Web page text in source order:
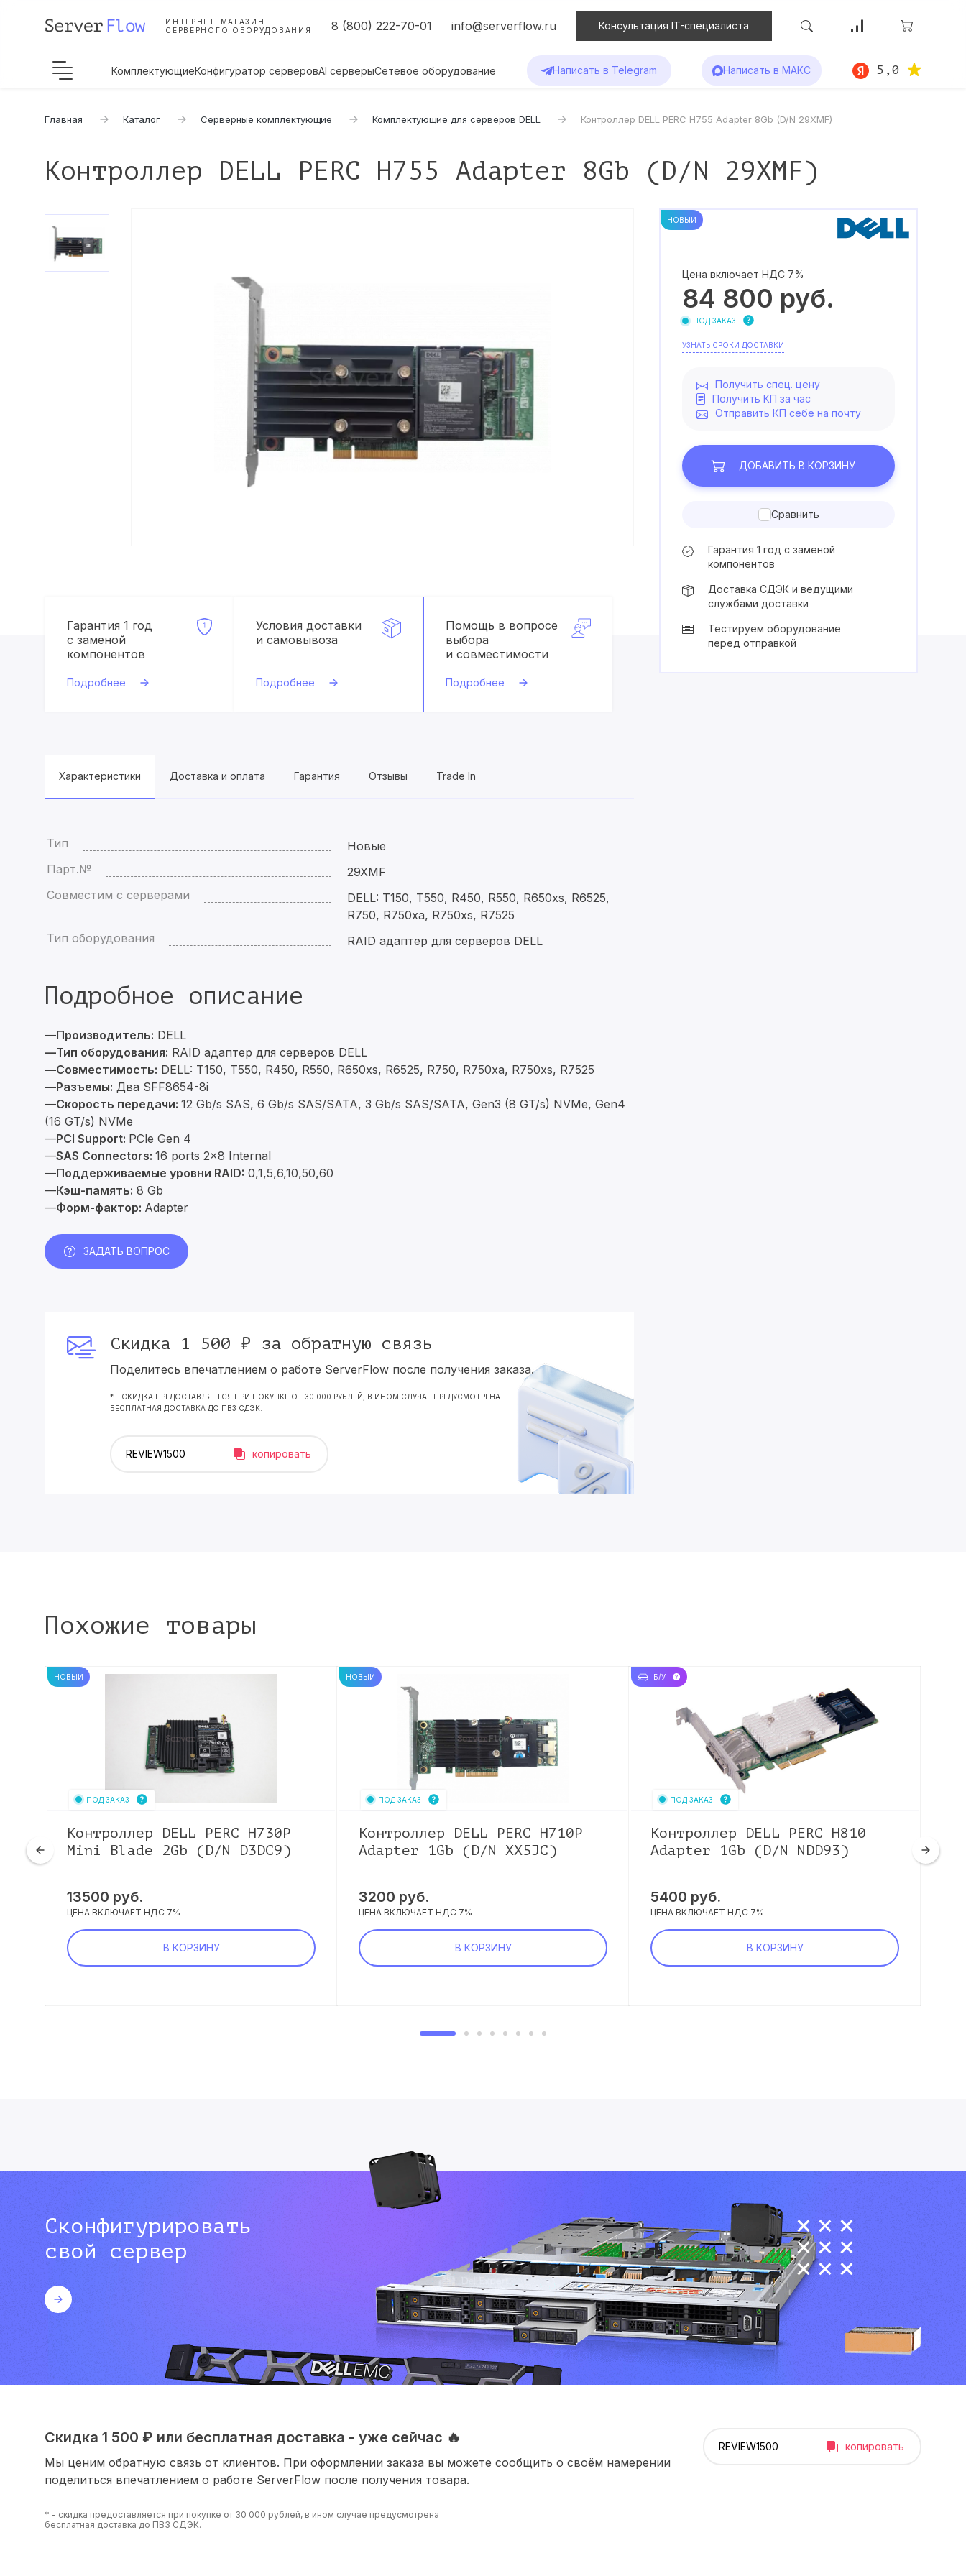
ИНТЕРНЕТ-МАГАЗИН
СЕРВЕРНОГО ОБОРУДОВАНИЯ
8 (800) 222-70-01 info@serverflow.ru Консультация IT-специалиста
КомплектующиеКонфигуратор серверовAI серверыСетевое оборудование Написать в Telegram Написать в МАКС 5,0
Главная Каталог Серверные комплектующие Комплектующие для серверов DELL Контроллер DELL PERC H755 Adapter 8Gb (D/N 29XMF)
Контроллер DELL PERC H755 Adapter 8Gb (D/N 29XMF)
Гарантия 1 год
с заменой
компонентов
Подробнее
Условия доставки
и самовывоза
Подробнее
Помощь в вопросе
выбора
и совместимости
Подробнее
Характеристики Доставка и оплата Гарантия Отзывы Trade In
Тип
Новые
Парт.№
29XMF
Совместим с серверами
DELL: T150, T550, R450, R550, R650xs, R6525,
R750, R750xa, R750xs, R7525
Тип оборудования
RAID адаптер для серверов DELL
Подробное описание
—Производитель: DELL
—Тип оборудования: RAID адаптер для серверов DELL
—Совместимость: DELL: T150, T550, R450, R550, R650xs, R6525, R750, R750xa, R750xs, R7525
—Разъемы: Два SFF8654-8i
—Скорость передачи: 12 Gb/s SAS, 6 Gb/s SAS/SATA, 3 Gb/s SAS/SATA, Gen3 (8 GT/s) NVMe, Gen4
(16 GT/s) NVMe
—PCI Support: PCle Gen 4
—SAS Connectors: 16 ports 2x8 Internal
—Поддерживаемые уровни RAID: 0,1,5,6,10,50,60
—Кэш-память: 8 Gb
—Форм-фактор: Adapter
ЗАДАТЬ ВОПРОС
Скидка 1 500 ₽ за обратную связь
Поделитесь впечатлением о работе ServerFlow после получения заказа.
* - СКИДКА ПРЕДОСТАВЛЯЕТСЯ ПРИ ПОКУПКЕ ОТ 30 000 РУБЛЕЙ, В ИНОМ СЛУЧАЕ ПРЕДУСМОТРЕНА
БЕСПЛАТНАЯ ДОСТАВКА ДО ПВЗ СДЭК.
копировать
НОВЫЙ
Цена включает НДС 7%
84 800 руб.
ПОД ЗАКАЗ
УЗНАТЬ СРОКИ ДОСТАВКИ
Получить спец. цену
Получить КП за час
Отправить КП себе на почту
ДОБАВИТЬ В КОРЗИНУ
Сравнить
Гарантия 1 год с заменой
компонентов
Доставка СДЭК и ведущими
службами доставки
Тестируем оборудование
перед отправкой
Похожие товары
НОВЫЙ
ПОД ЗАКАЗ
Контроллер DELL PERC H730P
Mini Blade 2Gb (D/N D3DC9)
13500 руб.
ЦЕНА ВКЛЮЧАЕТ НДС 7%
В КОРЗИНУ
НОВЫЙ
ПОД ЗАКАЗ
Контроллер DELL PERC H710P
Adapter 1Gb (D/N XX5JC)
3200 руб.
ЦЕНА ВКЛЮЧАЕТ НДС 7%
В КОРЗИНУ
Б/У
ПОД ЗАКАЗ
Контроллер DELL PERC H810
Adapter 1Gb (D/N NDD93)
5400 руб.
ЦЕНА ВКЛЮЧАЕТ НДС 7%
В КОРЗИНУ
Сконфигурировать
свой сервер
Скидка 1 500 ₽ или бесплатная доставка - уже сейчас 🔥
Мы ценим обратную связь от клиентов. При оформлении заказа вы можете сообщить о своём намерении
поделиться впечатлением о работе ServerFlow после получения товара.
* - скидка предоставляется при покупке от 30 000 рублей, в ином случае предусмотрена
бесплатная доставка до ПВЗ СДЭК.
копировать